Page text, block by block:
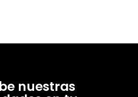
nuestras